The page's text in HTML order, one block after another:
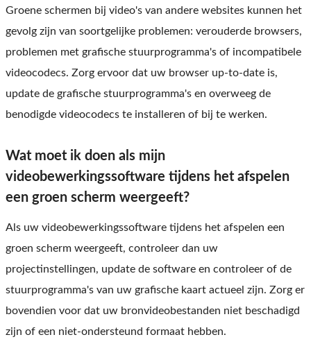
Groene schermen bij video's van andere websites kunnen het
gevolg zijn van soortgelijke problemen: verouderde browsers,
problemen met grafische stuurprogramma's of incompatibele
videocodecs. Zorg ervoor dat uw browser up-to-date is,
update de grafische stuurprogramma's en overweeg de
benodigde videocodecs te installeren of bij te werken.
Wat moet ik doen als mijn
videobewerkingssoftware tijdens het afspelen
een groen scherm weergeeft?
Als uw videobewerkingssoftware tijdens het afspelen een
groen scherm weergeeft, controleer dan uw
projectinstellingen, update de software en controleer of de
stuurprogramma's van uw grafische kaart actueel zijn. Zorg er
bovendien voor dat uw bronvideobestanden niet beschadigd
zijn of een niet-ondersteund formaat hebben.